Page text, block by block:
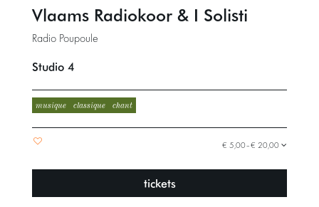
Vlaams Radiokoor & I Solisti
Radio Poupoule
Studio 4
musique classique chant
€ 5,00–€ 20,00
tickets